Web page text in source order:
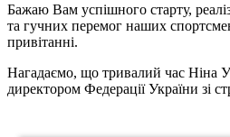
Бажаю Вам успішного старту,
та гучних перемог наших
привітанні.
Нагадаємо, що тривалий час Ніна
директором Федерації України зі